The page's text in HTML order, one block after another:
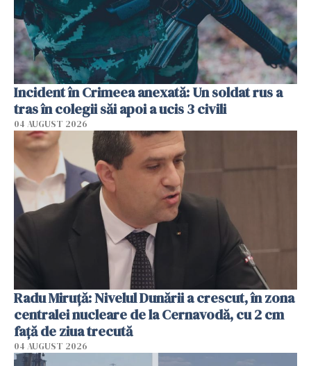
Incident în Crimeea anexată: Un soldat rus a
tras în colegii săi apoi a ucis 3 civili
04 AUGUST 2026
Radu Miruţă: Nivelul Dunării a crescut, în zona
centralei nucleare de la Cernavodă, cu 2 cm
faţă de ziua trecută
04 AUGUST 2026